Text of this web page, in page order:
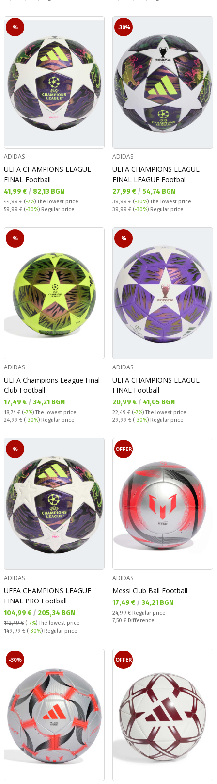
%
ADIDAS
UEFA CHAMPIONS LEAGUE
FINAL Football
Текуща цена:
41,99 € / 82,13 BGN
44,99 € (-7%)The lowest price
Regular price:
59,99 € (-30%) Regular price
-30%
ADIDAS
UEFA CHAMPIONS LEAGUE
FINAL LEAGUE Football
Текуща цена:
27,99 € / 54,74 BGN
39,99 € (-30%)The lowest price
Regular price:
39,99 € (-30%) Regular price
%
ADIDAS
UEFA Champions League Final
Club Football
Текуща цена:
17,49 € / 34,21 BGN
18,74 € (-7%)The lowest price
Regular price:
24,99 € (-30%) Regular price
%
ADIDAS
UEFA CHAMPIONS LEAGUE
FINAL Football
Текуща цена:
20,99 € / 41,05 BGN
22,49 € (-7%)The lowest price
Regular price:
29,99 € (-30%) Regular price
%
ADIDAS
UEFA CHAMPIONS LEAGUE
FINAL PRO Football
Текуща цена:
104,99 € / 205,34 BGN
112,49 € (-7%)The lowest price
Regular price:
149,99 € (-30%) Regular price
OFFER
ADIDAS
Messi Club Ball Football
Текуща цена:
17,49 € / 34,21 BGN
Regular price:
24,99 € Regular price
Спестявате:
7,50 € Difference
-30% OFFER